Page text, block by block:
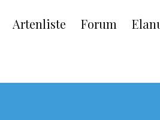
Artenliste Forum